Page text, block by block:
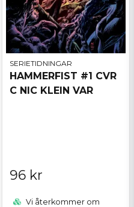
SERIETIDNINGAR
HAMMERFIST #1 CVR
C NIC KLEIN VAR
96 kr
Vi återkommer om